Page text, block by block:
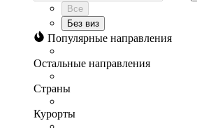
Все
Без виз
Популярные направления
Остальные направления
Страны
Курорты